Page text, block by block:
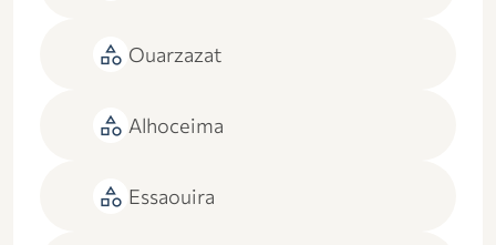
category Ouarzazat
category Alhoceima
category Essaouira